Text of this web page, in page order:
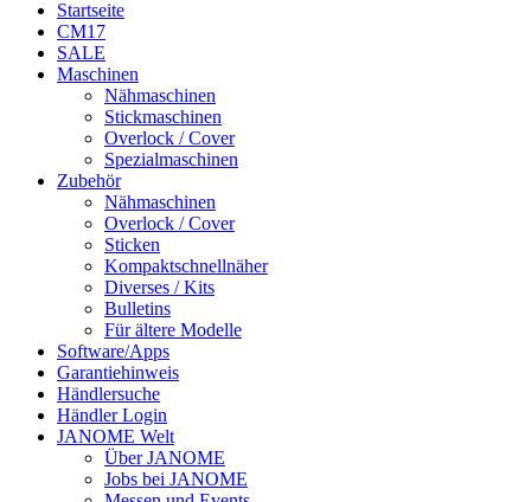
Startseite
CM17
SALE
Maschinen
Nähmaschinen
Stickmaschinen
Overlock / Cover
Spezialmaschinen
Zubehör
Nähmaschinen
Overlock / Cover
Sticken
Kompaktschnellnäher
Diverses / Kits
Bulletins
Für ältere Modelle
Software/Apps
Garantiehinweis
Händlersuche
Händler Login
JANOME Welt
Über JANOME
Jobs bei JANOME